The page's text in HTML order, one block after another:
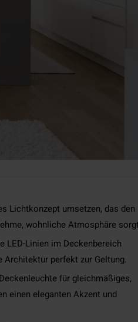
Lichtkonzept umsetzen, das den
wohnliche Atmosphäre
LED-Linien im Deckenbereich
Architektur perfekt zur Geltung.
für gleichmäßiges,
einen eleganten Akzent und